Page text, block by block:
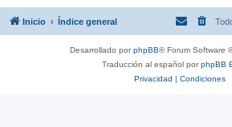
Inicio Índice general
Desarrollado porphpBB® Forum Software
Traducción al español porphpBB
Privacidad | Condiciones